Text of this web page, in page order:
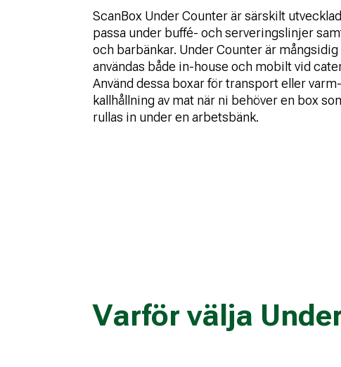
ScanBox Under Counter är särskilt
passa under buffé- och serveringslinjer
och barbänkar. Under Counter är mångsidig
användas både in-house och mobilt vid
Använd dessa boxar för transport eller
kallhållning av mat när ni behöver en box
rullas in under en arbetsbänk.
Varför välja